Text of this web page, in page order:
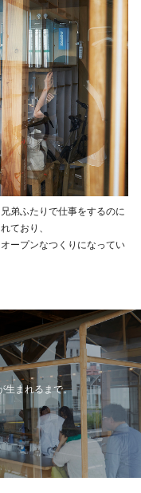
弟ふたりで仕事をするのに
ており、
ープンなつくりになってい
生まれるまで。